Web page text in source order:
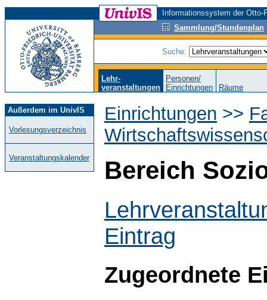
Informationssystem der
Sammlung/Stundenplan
Suche:
Lehr-
veranstaltungen
Personen/
Einrichtungen
Räume
Außerdem im UnivIS
Vorlesungsverzeichnis
Veranstaltungskalender
Einrichtungen >>
Bereich
Eintrag
Zugeordnete